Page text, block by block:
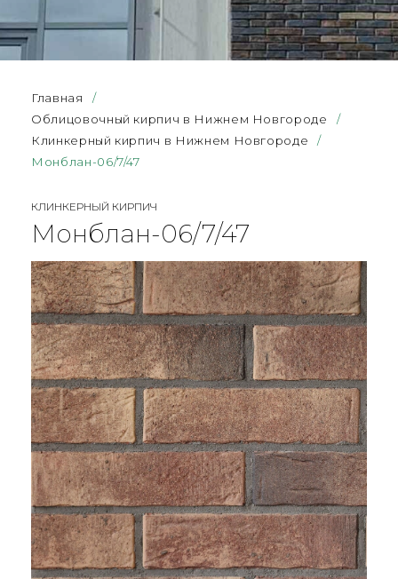
Главная
/
Облицовочный кирпич в Нижнем Новгороде
/
Клинкерный кирпич в Нижнем Новгороде
/
Монблан-06/7/47
КЛИНКЕРНЫЙ КИРПИЧ
Монблан-06/7/47